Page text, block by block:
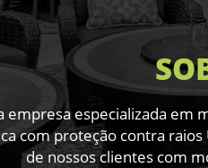
empresa especializada em
com proteção contra
de nossos clientes com